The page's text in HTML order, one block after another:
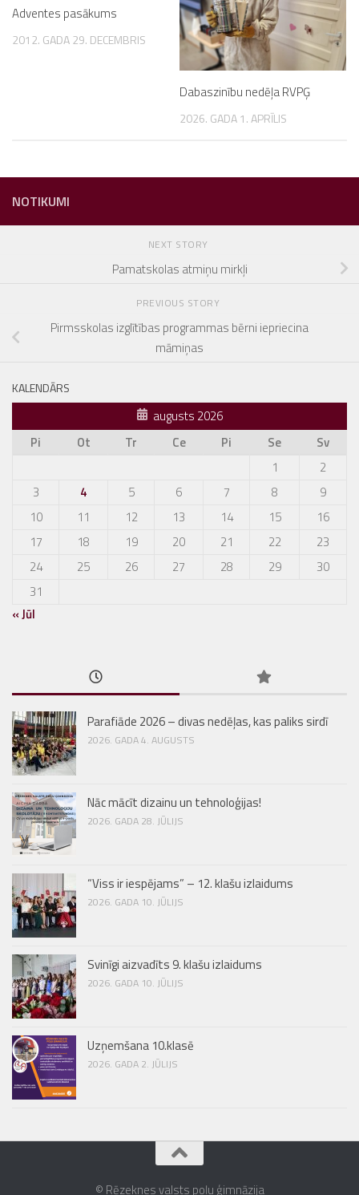
Adventes pasākums
2012. GADA 29. DECEMBRIS
Dabaszinību nedēļa RVPĢ
2026. GADA 1. APRĪLIS
NOTIKUMI
NEXT STORY
Pamatskolas atmiņu mirkļi
PREVIOUS STORY
Pirmsskolas izglītības programmas bērni iepriecina
māmiņas
KALENDĀRS
augusts 2026
Pi
Ot Tr Ce Pi Se
Sv
1
2
3
4 5 6 7 8
9
10
11 12 13 14 15
16
17
18 19 20 21 22
23
24
25 26 27 28 29
30
31
« Jūl
Parafiāde 2026 – divas nedēļas, kas paliks sirdī
2026. GADA 4. AUGUSTS
Nāc mācīt dizainu un tehnoloģijas!
2026. GADA 28. JŪLIJS
“Viss ir iespējams” – 12. klašu izlaidums
2026. GADA 10. JŪLIJS
Svinīgi aizvadīts 9. klašu izlaidums
2026. GADA 10. JŪLIJS
Uzņemšana 10.klasē
2026. GADA 2. JŪLIJS
© Rēzeknes valsts poļu ģimnāzija